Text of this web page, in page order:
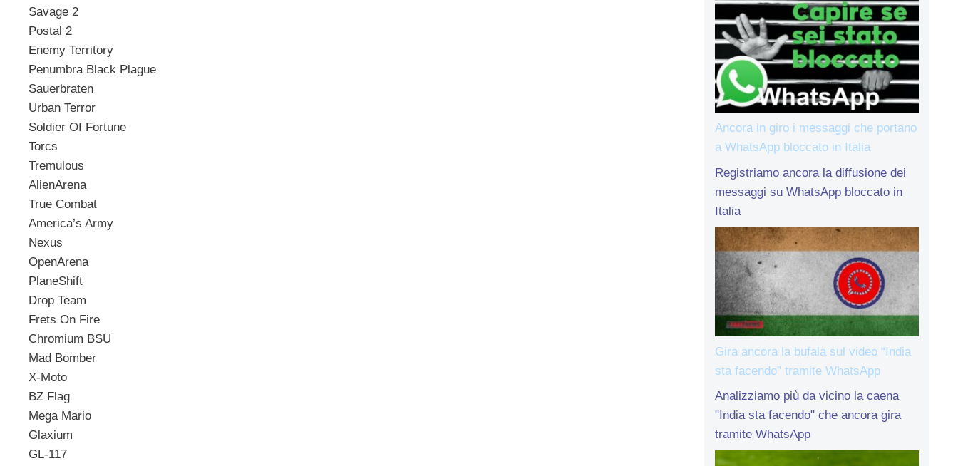
Savage 2
Postal 2
Enemy Territory
Penumbra Black Plague
Sauerbraten
Urban Terror
Soldier Of Fortune
Torcs
Tremulous
AlienArena
True Combat
America’s Army
Nexus
OpenArena
PlaneShift
Drop Team
Frets On Fire
Chromium BSU
Mad Bomber
X-Moto
BZ Flag
Mega Mario
Glaxium
GL-117
Ancora in giro i messaggi che portano
a WhatsApp bloccato in Italia
Registriamo ancora la diffusione dei
messaggi su WhatsApp bloccato in
Italia
Gira ancora la bufala sul video “India
sta facendo” tramite WhatsApp
Analizziamo più da vicino la caena
"India sta facendo" che ancora gira
tramite WhatsApp